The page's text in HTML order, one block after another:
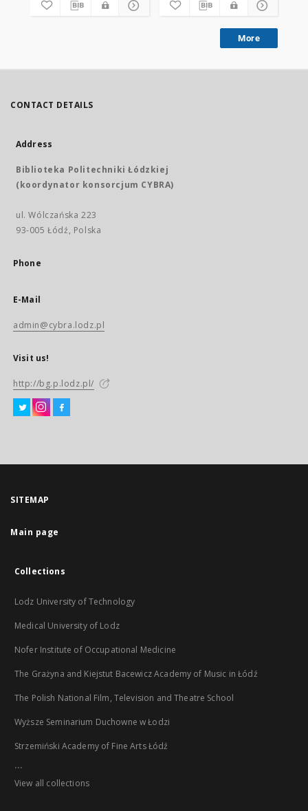
More
CONTACT DETAILS
Address
Biblioteka Politechniki Łódzkiej
(koordynator konsorcjum CYBRA)
ul. Wólczańska 223
93-005 Łódź, Polska
Phone
E-Mail
admin@cybra.lodz.pl
Visit us!
http://bg.p.lodz.pl/
SITEMAP
Main page
Collections
Lodz University of Technology
Medical University of Lodz
Nofer Institute of Occupational Medicine
The Grażyna and Kiejstut Bacewicz Academy of Music in Łódź
The Polish National Film, Television and Theatre School
Wyższe Seminarium Duchowne w Łodzi
Strzemiński Academy of Fine Arts Łódź
...
View all collections